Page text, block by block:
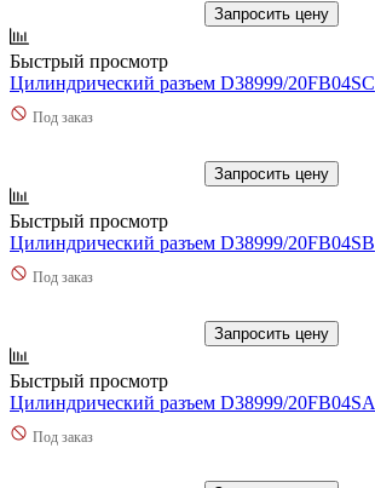
Запросить цену
Быстрый просмотр
Цилиндрический разъем D38999/20FB04SC
Под заказ
Запросить цену
Быстрый просмотр
Цилиндрический разъем D38999/20FB04SB
Под заказ
Запросить цену
Быстрый просмотр
Цилиндрический разъем D38999/20FB04SA
Под заказ